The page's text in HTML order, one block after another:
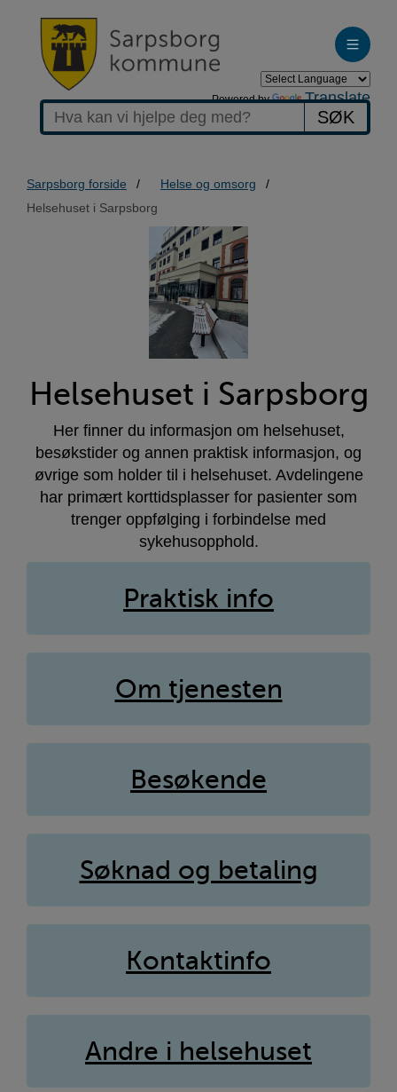
Powered by Translate
SØK
Sarpsborg forside
Helse og omsorg
Helsehuset i Sarpsborg
Helsehuset
Sarpsborg
Helsehuset i Sarpsborg
Her finner du informasjon om helsehuset,
besøkstider og annen praktisk informasjon, og
øvrige som holder til i helsehuset. Avdelingene
har primært korttidsplasser for pasienter som
trenger oppfølging i forbindelse med
sykehusopphold.
Praktisk info
Om tjenesten
Besøkende
Søknad og betaling
Kontaktinfo
Andre i helsehuset